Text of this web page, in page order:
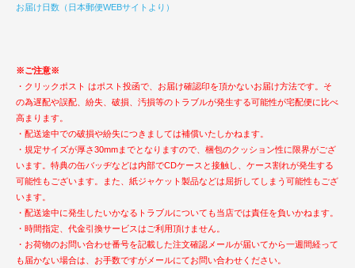
お届け日数（日本郵便WEBサイトより）
※ご注意※
・クリックポスト はポスト投函で、お届け確認印を頂かないお届け方法です。そ
の為遅配や誤配、紛失、破損、汚損等のトラブルが発生する可能性が宅配便に比べ
高まります。
・配送途中での破損や紛失につきましては補償いたしかねます。
・規定サイズが厚さ30mmまでとなりますので、梱包のクッション性に限界がござ
います。特典の缶バッヂなどは内部でCDケースと接触し、ケース割れが発生する
可能性もございます。また、紙ジャケット製品などは屈折してしまう可能性もござ
います。
・配送途中に発生したいかなるトラブルについても当店では責任を負いかねます。
・時間指定、代金引換サービスはご利用頂けません。
・お荷物のお問い合わせ番号を記載した注文確認メールが届いてから一週間経って
も届かない場合は、お手数ですがメールにてお問い合わせください。